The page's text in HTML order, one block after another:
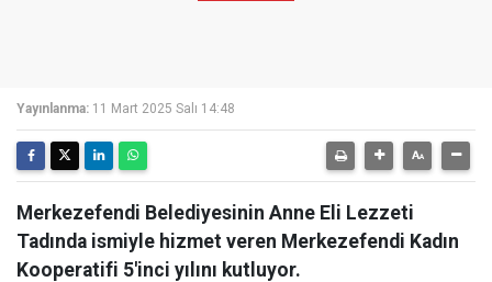
Yayınlanma: 11 Mart 2025 Salı 14:48
Merkezefendi Belediyesinin Anne Eli Lezzeti
Tadında ismiyle hizmet veren Merkezefendi Kadın
Kooperatifi 5'inci yılını kutluyor.